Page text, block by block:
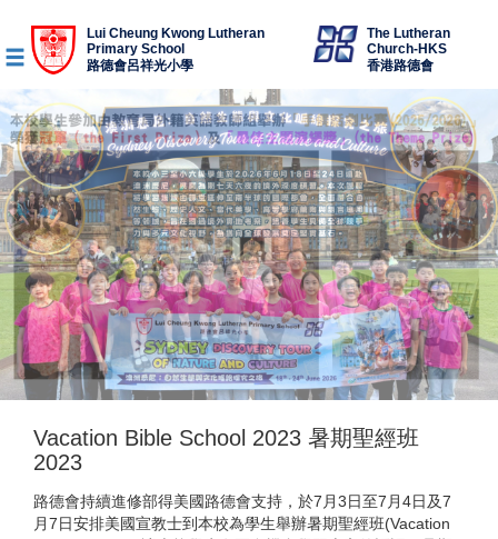
Lui Cheung Kwong Lutheran
Primary School
路德會呂祥光小學
The Lutheran
Church-HKS
香港路德會
Vacation Bible School 2023 暑期聖經班
2023
路德會持續進修部得美國路德會支持，於7月3日至7月4日及7
月7日安排美國宣教士到本校為學生舉辦暑期聖經班(Vacation